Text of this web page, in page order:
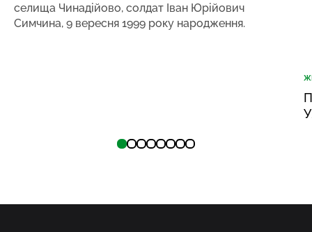
селища Чинадійово, солдат Іван Юрійович
Симчина, 9 вересня 1999 року народження.